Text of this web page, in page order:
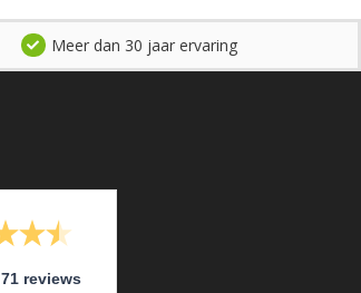
Meer dan 30 jaar ervaring
71 reviews